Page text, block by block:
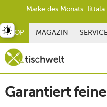
SHOP MAGAZIN SERVICE
Garantiert
umschalten
Marke des Monats: